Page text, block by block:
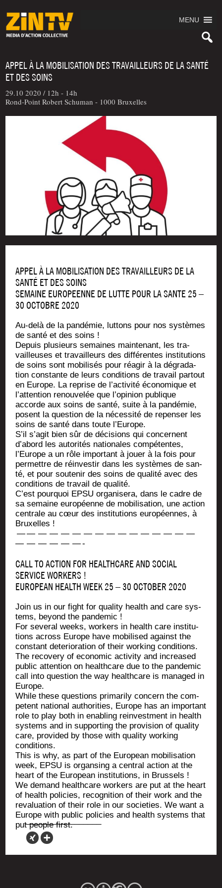
MENU
APPEL À LA MOBILISATION DES TRAVAILLEURS DE LA SANTÉ
ET DES SOINS
29.10 2020 / 12h - 14h
Rond-Point Robert Schuman - 1000 Bruxelles
APPEL À LA MOBILISATION DES TRAVAILLEURS DE LA
SANTÉ ET DES SOINS
SEMAINE EUROPEENNE DE LUTTE POUR LA SANTE 25 –
30 OCTOBRE 2020
Au-delà de la pan­dé­mie, lut­tons pour nos sys­tèmes
de san­té et des soins !
Depuis plu­sieurs semaines main­te­nant, les tra­
vailleuses et tra­vailleurs des dif­fé­rentes ins­ti­tu­tions
de soins sont mobi­li­sés pour réagir à la dégra­da­
tion constante de leurs condi­tions de tra­vail par­tout
en Europe. La reprise de l’activité éco­no­mique et
l’at­ten­tion renou­ve­lée que l’o­pi­nion publique
accorde aux soins de san­té, suite à la pan­dé­mie,
posent la ques­tion de la néces­si­té de repen­ser les
soins de san­té dans toute l’Europe.
S’il s’agit bien sûr de déci­sions qui concernent
d’abord les auto­ri­tés natio­nales com­pé­tentes,
l’Europe a un rôle impor­tant à jouer à la fois pour
per­mettre de réin­ves­tir dans les sys­tèmes de san­
té, et pour sou­te­nir des soins de qua­li­té avec des
condi­tions de tra­vail de qualité.
C’est pour­quoi EPSU orga­ni­se­ra, dans le cadre de
sa semaine euro­péenne de mobi­li­sa­tion, une action
cen­trale au cœur des ins­ti­tu­tions euro­péennes, à
Bruxelles !
— — — — — — — — — — — — — — — —
— — — — — — -
CALL TO ACTION FOR HEALTHCARE AND SOCIAL
SERVICE WORKERS !
EUROPEAN HEALTH WEEK 25 – 30 OCTOBER 2020
Join us in our fight for qua­li­ty health and care sys­
tems, beyond the pandemic !
For seve­ral weeks, wor­kers in health care ins­ti­tu­
tions across Europe have mobi­li­sed against the
constant dete­rio­ra­tion of their wor­king condi­tions.
The reco­ve­ry of eco­no­mic acti­vi­ty and increa­sed
public atten­tion on heal­th­care due to the pan­de­mic
call into ques­tion the way heal­th­care is mana­ged in
Europe.
While these ques­tions pri­ma­ri­ly concern the com­
petent natio­nal autho­ri­ties, Europe has an impor­tant
role to play both in enabling rein­vest­ment in health
sys­tems and in sup­por­ting the pro­vi­sion of qua­li­ty
care, pro­vi­ded by those with qua­li­ty wor­king
conditions.
This is why, as part of the Euro­pean mobi­li­sa­tion
week, EPSU is organ­sing a cen­tral action at the
heart of the Euro­pean ins­ti­tu­tions, in Brussels !
We demand heal­th­care wor­kers are put at the heart
of health poli­cies, recog­ni­tion of their work and the
reva­lua­tion of their role in our socie­ties. We want a
Europe with public poli­cies and health sys­tems that
put people first.